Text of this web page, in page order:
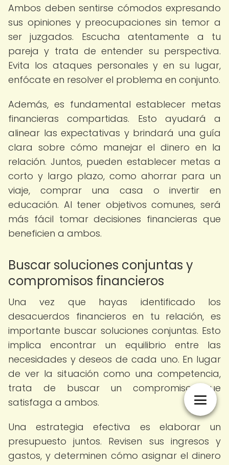
Ambos deben sentirse cómodos expresando
sus opiniones y preocupaciones sin temor a
ser juzgados. Escucha atentamente a tu
pareja y trata de entender su perspectiva.
Evita los ataques personales y en su lugar,
enfócate en resolver el problema en conjunto.
Además, es fundamental establecer metas
financieras compartidas. Esto ayudará a
alinear las expectativas y brindará una guía
clara sobre cómo manejar el dinero en la
relación. Juntos, pueden establecer metas a
corto y largo plazo, como ahorrar para un
viaje, comprar una casa o invertir en
educación. Al tener objetivos comunes, será
más fácil tomar decisiones financieras que
beneficien a ambos.
Buscar soluciones conjuntas y
compromisos financieros
Una vez que hayas identificado los
desacuerdos financieros en tu relación, es
importante buscar soluciones conjuntas. Esto
implica encontrar un equilibrio entre las
necesidades y deseos de cada uno. En lugar
de ver la situación como una competencia,
trata de buscar un compromiso que
satisfaga a ambos.
Una estrategia efectiva es elaborar un
presupuesto juntos. Revisen sus ingresos y
gastos, y determinen cómo asignar el dinero